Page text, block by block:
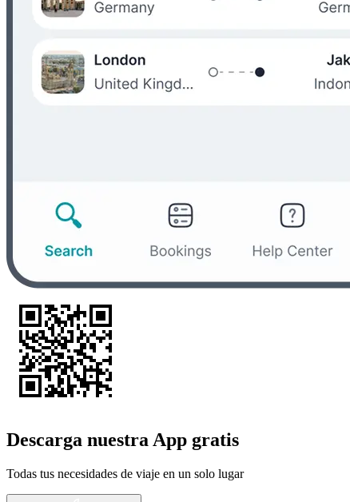
Descarga nuestra App gratis
Todas tus necesidades de viaje en un solo lugar